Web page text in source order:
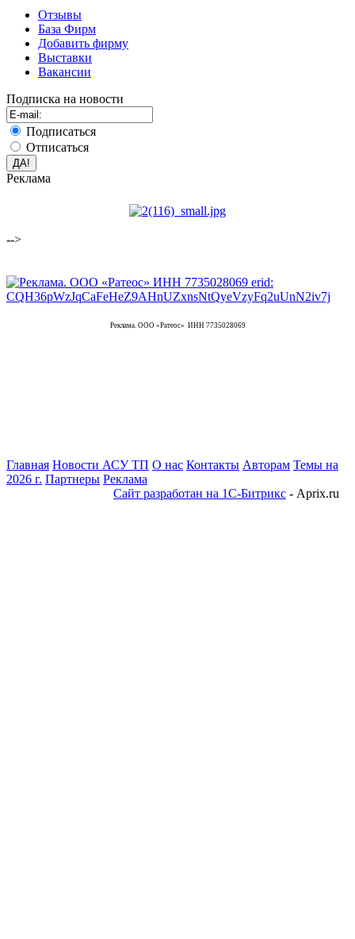
Отзывы
База Фирм
Добавить фирму
Выставки
Вакансии
Подписка на новости
Подписаться
Отписаться
Реклама
-->
Реклама. ООО «Ратеос» ИНН 7735028069
Главная Новости АСУ ТП О нас Контакты Авторам Темы на
2026 г. Партнеры Реклама
Сайт разработан на 1С-Битрикс - Aprix.ru